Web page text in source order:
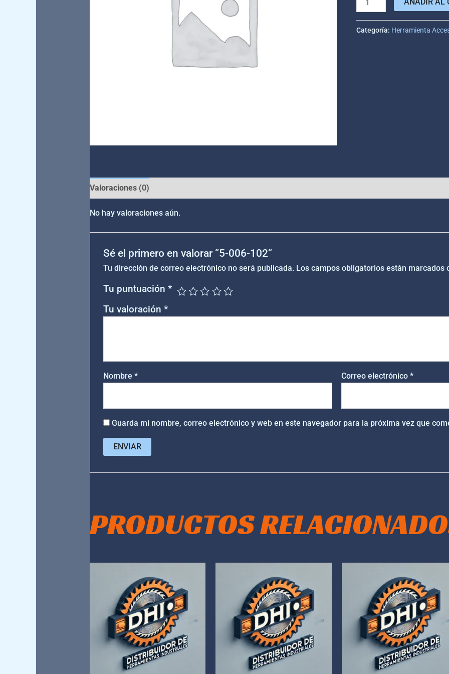
Categoría: Herramienta
Valoraciones (0)
No hay valoraciones aún.
Sé el primero en valorar “5-006-102”
Tu dirección de correo electrónico no será publicada. Los campos obligatorios están marcados
Tu puntuación*
Tu valoración*
Nombre* Correo electrónico*
Guarda mi nombre, correo electrónico y web en este navegador para la próxima vez que
PRODUCTOS